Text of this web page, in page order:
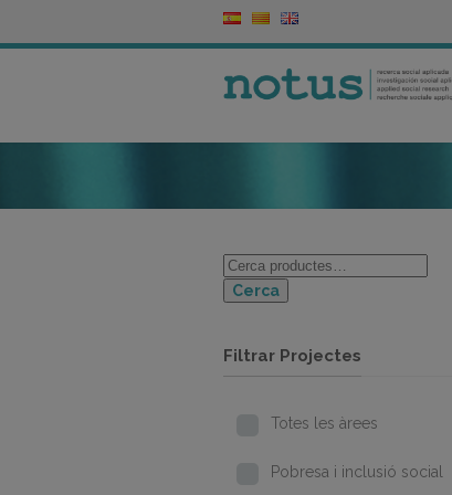
Cerca
Filtrar Projectes
Totes les àrees
Pobresa i inclusió social